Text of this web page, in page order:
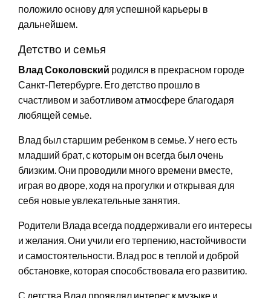
положило основу для успешной карьеры в
дальнейшем.
Детство и семья
Влад Соколовский родился в прекрасном городе
Санкт-Петербурге. Его детство прошло в
счастливом и заботливом атмосфере благодаря
любящей семье.
Влад был старшим ребенком в семье. У него есть
младший брат, с которым он всегда был очень
близким. Они проводили много времени вместе,
играя во дворе, ходя на прогулки и открывая для
себя новые увлекательные занятия.
Родители Влада всегда поддерживали его интересы
и желания. Они учили его терпению, настойчивости
и самостоятельности. Влад рос в теплой и доброй
обстановке, которая способствовала его развитию.
С детства Влад проявлял интерес к музыке и